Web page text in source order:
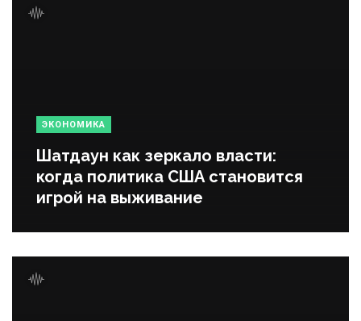
ЭКОНОМИКА
Шатдаун как зеркало власти:
когда политика США становится
игрой на выживание